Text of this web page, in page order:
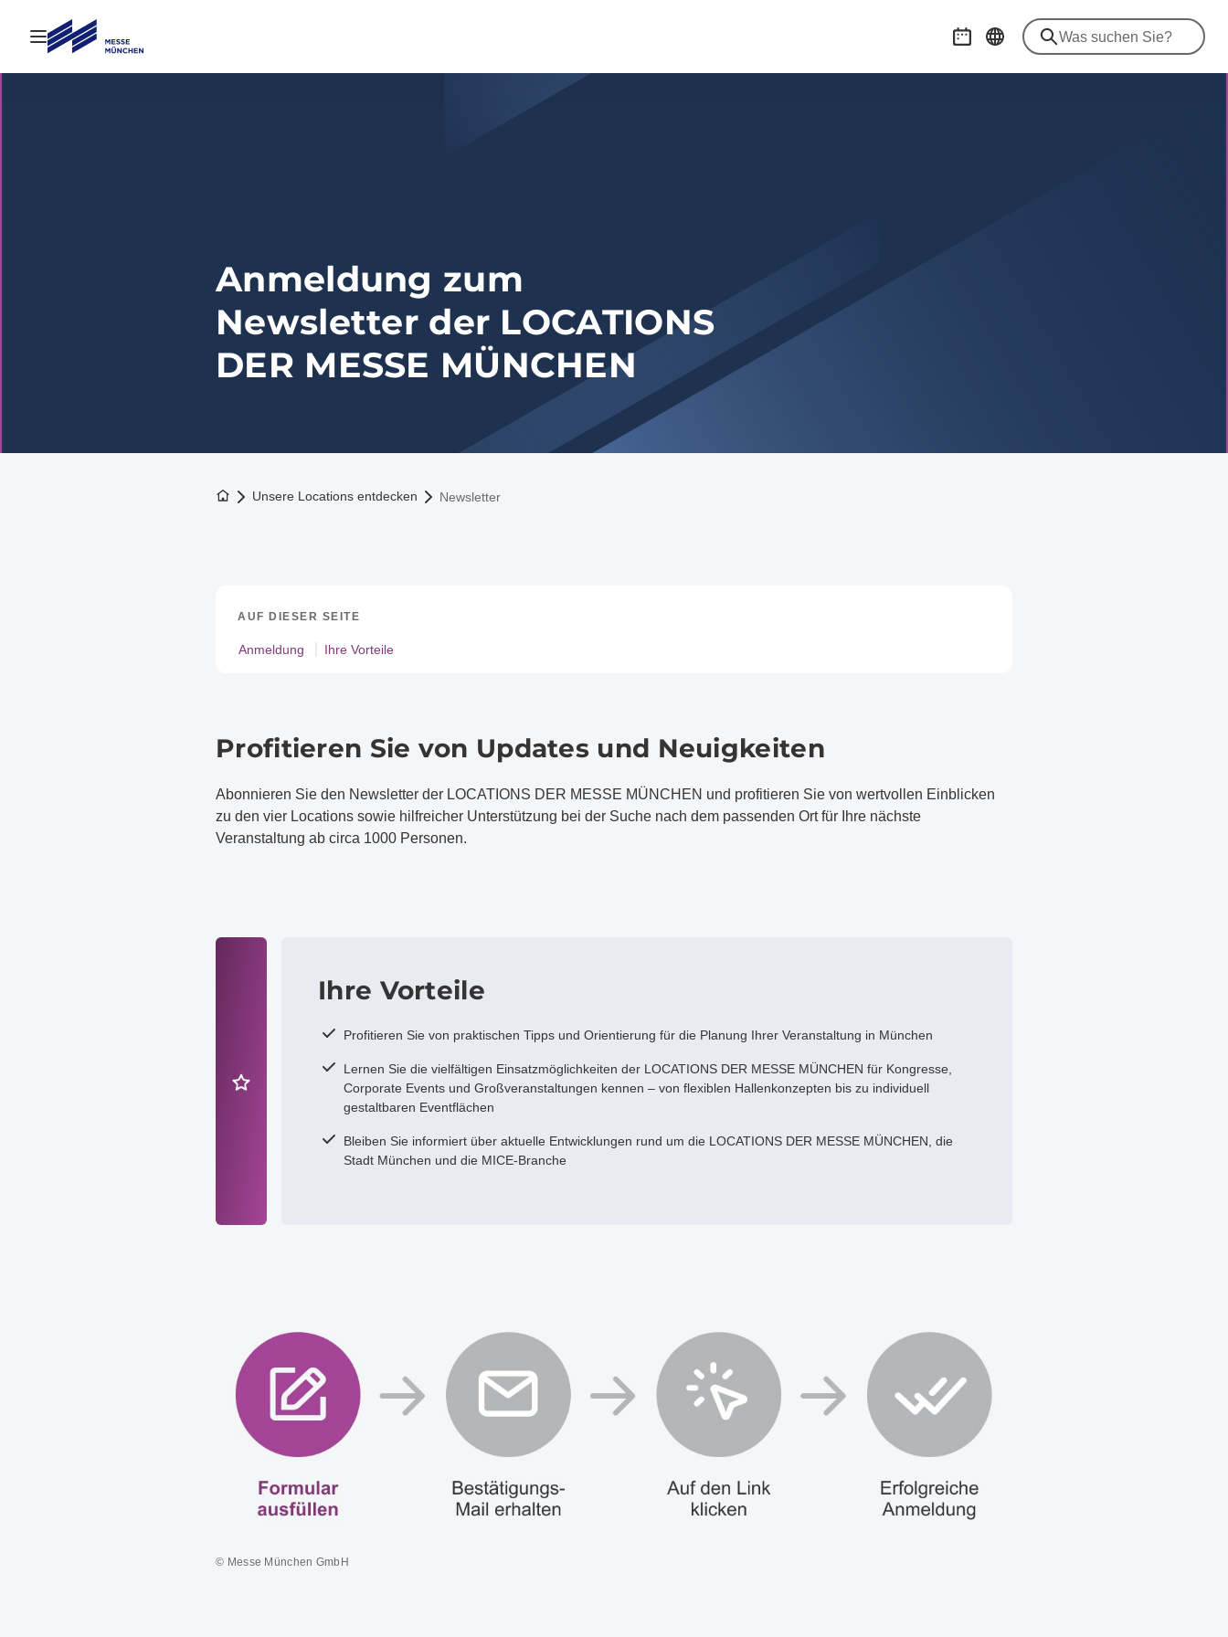
Navigation öffnen Veranstaltungskalender
Anmeldung zum
Newsletter der LOCATIONS
DER MESSE MÜNCHEN
Zur Startseite
Unsere Locations entdecken Newsletter
AUF DIESER SEITE
Anmeldung Ihre Vorteile
Profitieren Sie von Updates und Neuigkeiten
Abonnieren Sie den Newsletter der LOCATIONS DER MESSE MÜNCHEN und profitieren Sie von wertvollen Einblicken
zu den vier Locations sowie hilfreicher Unterstützung bei der Suche nach dem passenden Ort für Ihre nächste
Veranstaltung ab circa 1000 Personen.
Ihre Vorteile
Profitieren Sie von praktischen Tipps und Orientierung für die Planung Ihrer Veranstaltung in München
Lernen Sie die vielfältigen Einsatzmöglichkeiten der LOCATIONS DER MESSE MÜNCHEN für Kongresse,
Corporate Events und Großveranstaltungen kennen – von flexiblen Hallenkonzepten bis zu individuell
gestaltbaren Eventflächen
Bleiben Sie informiert über aktuelle Entwicklungen rund um die LOCATIONS DER MESSE MÜNCHEN, die
Stadt München und die MICE-Branche
© Messe München GmbH